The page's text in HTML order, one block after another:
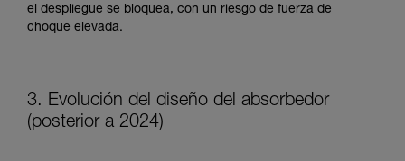
el despliegue se bloquea, con un riesgo de fuerza de
choque elevada.
3. Evolución del diseño del absorbedor
(posterior a 2024)